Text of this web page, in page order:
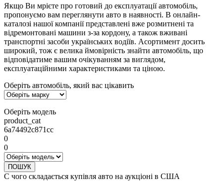
Якщо Ви мрієте про готовий до експлуатації автомобіль,
пропонуємо вам переглянути авто в наявності. В онлайн-
каталозі нашої компанії представлені вже розмитнені та
відремонтовані машини з-за кордону, а також вживані
транспортні засоби українських водіїв. Асортимент досить
широкий, тож є велика ймовірність знайти автомобіль, що
відповідатиме вашим очікуванням за виглядом,
експлуатаційними характеристиками та ціною.
Оберіть автомобіль, який вас цікавить
Оберіть модель
product_cat
6a74492c871cc
0
0
ПОШУК
С чого складається купівля авто на аукціоні в США